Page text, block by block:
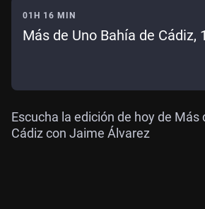
01H 16 MIN
Más de Uno Bahía de Cádiz,
Escucha la edición de hoy de Más
Cádiz con Jaime Álvarez